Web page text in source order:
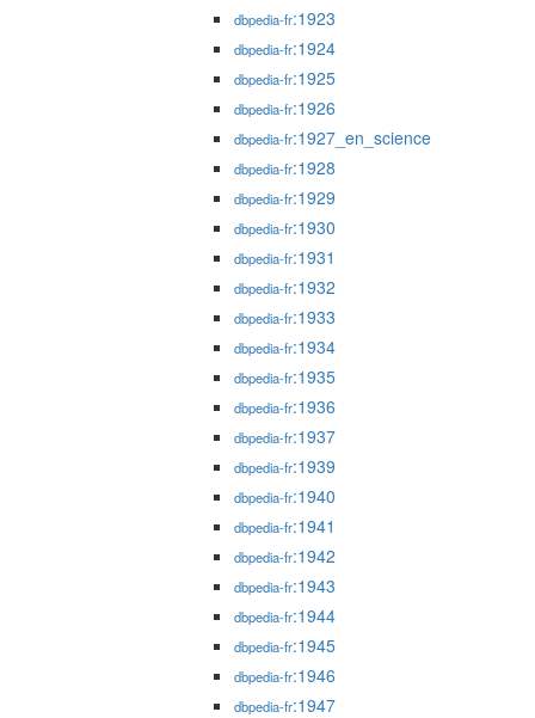
dbpedia-fr:1923
dbpedia-fr:1924
dbpedia-fr:1925
dbpedia-fr:1926
dbpedia-fr:1927_en_science
dbpedia-fr:1928
dbpedia-fr:1929
dbpedia-fr:1930
dbpedia-fr:1931
dbpedia-fr:1932
dbpedia-fr:1933
dbpedia-fr:1934
dbpedia-fr:1935
dbpedia-fr:1936
dbpedia-fr:1937
dbpedia-fr:1939
dbpedia-fr:1940
dbpedia-fr:1941
dbpedia-fr:1942
dbpedia-fr:1943
dbpedia-fr:1944
dbpedia-fr:1945
dbpedia-fr:1946
dbpedia-fr:1947